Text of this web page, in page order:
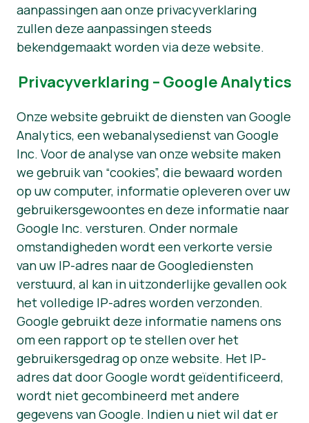
aanpassingen aan onze privacyverklaring
zullen deze aanpassingen steeds
bekendgemaakt worden via deze website.
Privacyverklaring – Google Analytics
Onze website gebruikt de diensten van Google
Analytics, een webanalysedienst van Google
Inc. Voor de analyse van onze website maken
we gebruik van “cookies”, die bewaard worden
op uw computer, informatie opleveren over uw
gebruikersgewoontes en deze informatie naar
Google Inc. versturen. Onder normale
omstandigheden wordt een verkorte versie
van uw IP-adres naar de Googlediensten
verstuurd, al kan in uitzonderlijke gevallen ook
het volledige IP-adres worden verzonden.
Google gebruikt deze informatie namens ons
om een rapport op te stellen over het
gebruikersgedrag op onze website. Het IP-
adres dat door Google wordt geïdentificeerd,
wordt niet gecombineerd met andere
gegevens van Google. Indien u niet wil dat er